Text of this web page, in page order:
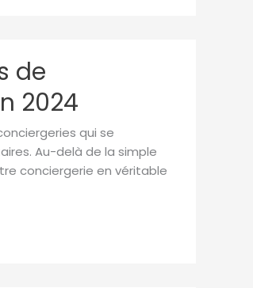
de
2024
qui se
Au-delà de la simple
conciergerie en véritable